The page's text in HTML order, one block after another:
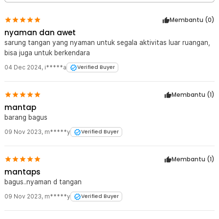
Membantu (0)
nyaman dan awet
sarung tangan yang nyaman untuk segala aktivitas luar ruangan,
bisa juga untuk berkendara
04 Dec 2024, i*****a Verified Buyer
Membantu (1)
mantap
barang bagus
09 Nov 2023, m*****y Verified Buyer
Membantu (1)
mantaps
bagus..nyaman d tangan
09 Nov 2023, m*****y Verified Buyer